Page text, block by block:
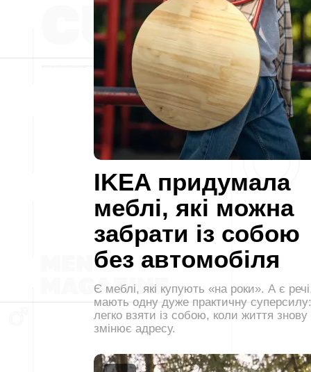
IKEA придумала
меблі, які можна
забрати із собою
без автомобіля
Є меблі, які купують «на роки». А є
мають одну дуже практичну
легко взяти із собою, коли життя знову
змінює адресу.